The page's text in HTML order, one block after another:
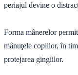
periajul devine o
Forma mânerelor
mânuţele copiilor, în
protejarea gingiilor.